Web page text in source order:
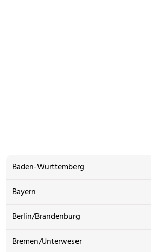
Baden-Württemberg
Bayern
Berlin/Brandenburg
Bremen/Unterweser